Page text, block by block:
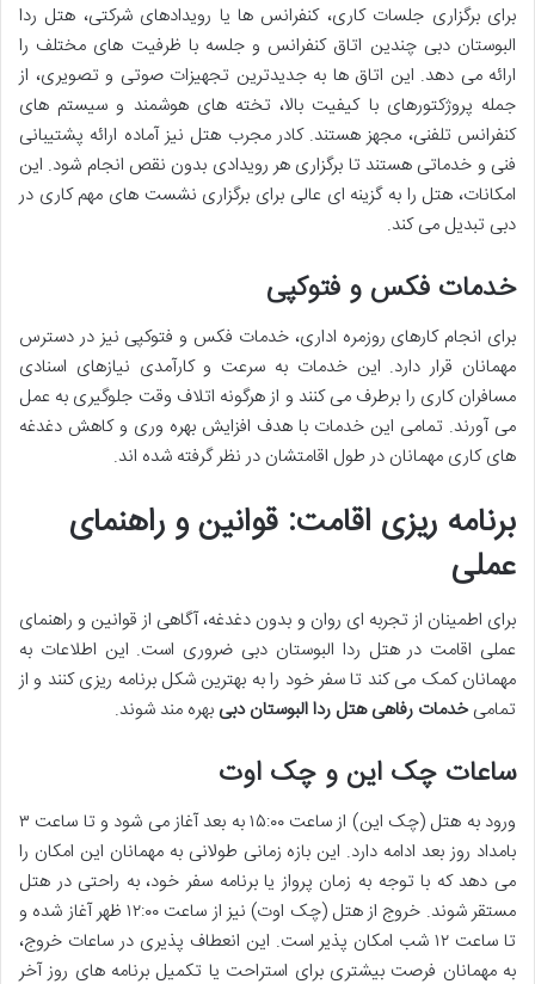
برای برگزاری جلسات کاری، کنفرانس ها یا رویدادهای شرکتی، هتل ردا
البوستان دبی چندین اتاق کنفرانس و جلسه با ظرفیت های مختلف را
ارائه می دهد. این اتاق ها به جدیدترین تجهیزات صوتی و تصویری، از
جمله پروژکتورهای با کیفیت بالا، تخته های هوشمند و سیستم های
کنفرانس تلفنی، مجهز هستند. کادر مجرب هتل نیز آماده ارائه پشتیبانی
فنی و خدماتی هستند تا برگزاری هر رویدادی بدون نقص انجام شود. این
امکانات، هتل را به گزینه ای عالی برای برگزاری نشست های مهم کاری در
دبی تبدیل می کند.
خدمات فکس و فتوکپی
برای انجام کارهای روزمره اداری، خدمات فکس و فتوکپی نیز در دسترس
مهمانان قرار دارد. این خدمات به سرعت و کارآمدی نیازهای اسنادی
مسافران کاری را برطرف می کنند و از هرگونه اتلاف وقت جلوگیری به عمل
می آورند. تمامی این خدمات با هدف افزایش بهره وری و کاهش دغدغه
های کاری مهمانان در طول اقامتشان در نظر گرفته شده اند.
برنامه ریزی اقامت: قوانین و راهنمای
عملی
برای اطمینان از تجربه ای روان و بدون دغدغه، آگاهی از قوانین و راهنمای
عملی اقامت در هتل ردا البوستان دبی ضروری است. این اطلاعات به
مهمانان کمک می کند تا سفر خود را به بهترین شکل برنامه ریزی کنند و از
تمامیخدمات رفاهی هتل ردا البوستان دبی بهره مند شوند.
ساعات چک این و چک اوت
ورود به هتل (چک این) از ساعت ۱۵:۰۰ به بعد آغاز می شود و تا ساعت ۳
بامداد روز بعد ادامه دارد. این بازه زمانی طولانی به مهمانان این امکان را
می دهد که با توجه به زمان پرواز یا برنامه سفر خود، به راحتی در هتل
مستقر شوند. خروج از هتل (چک اوت) نیز از ساعت ۱۲:۰۰ ظهر آغاز شده و
تا ساعت ۱۲ شب امکان پذیر است. این انعطاف پذیری در ساعات خروج،
به مهمانان فرصت بیشتری برای استراحت یا تکمیل برنامه های روز آخر